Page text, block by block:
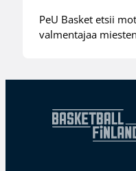
PeU Basket etsii
valmentajaa